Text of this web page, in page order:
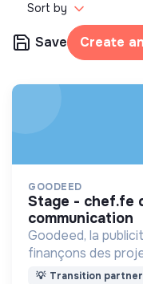
Sort by
Save Create
GOODEED
stage - chef.fe de projet marketing &
communication
Goodeed, la
finançons des
les budgets
💡 Transition